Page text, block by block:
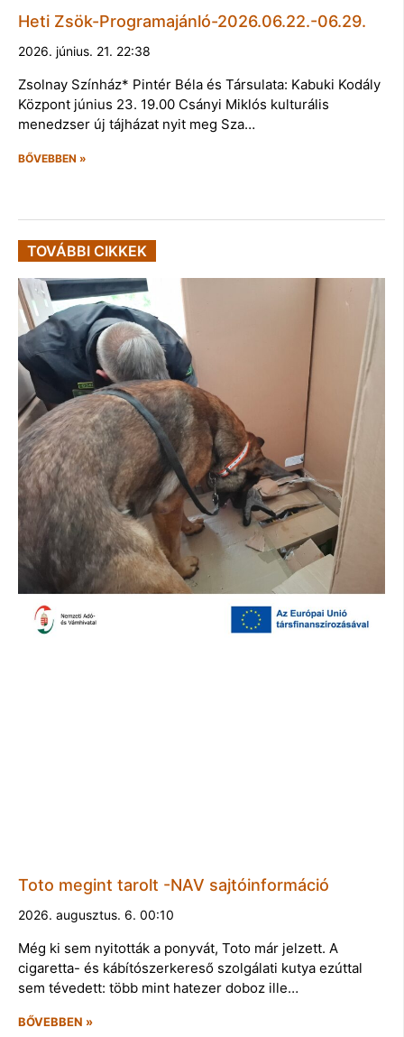
Heti Zsök-Programajánló-2026.06.22.-06.29.
2026. június. 21. 22:38
Zsolnay Színház* Pintér Béla és Társulata: Kabuki Kodály
Központ június 23. 19.00 Csányi Miklós kulturális
menedzser új tájházat nyit meg Sza…
BŐVEBBEN »
TOVÁBBI CIKKEK
Toto megint tarolt -NAV sajtóinformáció
2026. augusztus. 6. 00:10
Még ki sem nyitották a ponyvát, Toto már jelzett. A
cigaretta- és kábítószerkereső szolgálati kutya ezúttal
sem tévedett: több mint hatezer doboz ille…
BŐVEBBEN »